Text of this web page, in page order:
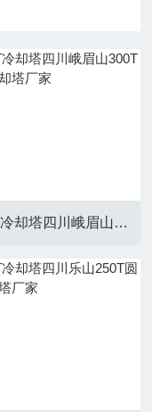
300T冷却塔四川峨眉山300T圆形冷却塔厂家